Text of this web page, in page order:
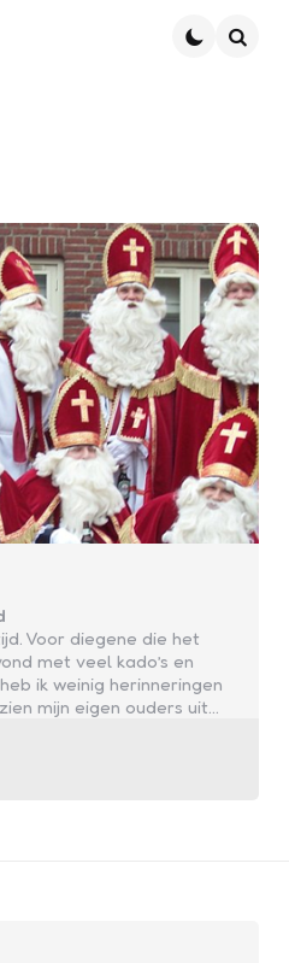
Voor diegene die het
met veel kado’s en
ik weinig herinneringen
mijn eigen ouders uit…